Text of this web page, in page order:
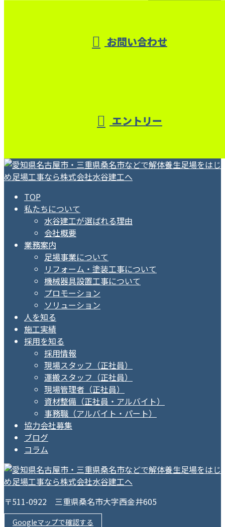
お問い合わせ
エントリー
TOP
私たちについて
水谷建工が選ばれる理由
会社概要
業務案内
足場事業について
リフォーム・塗装工事について
機械器具設置工事について
プロモーション
ソリューション
人を知る
施工実績
採用を知る
採用情報
現場スタッフ（正社員）
運搬スタッフ（正社員）
現場管理者（正社員）
資材整備（正社員・アルバイト）
事務職（アルバイト・パート）
協力会社募集
ブログ
コラム
〒511-0922 三重県桑名市大字西金井605
Googleマップで確認する